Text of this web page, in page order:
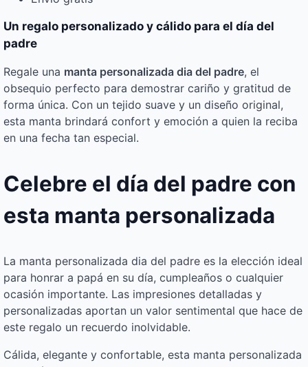
Un regalo personalizado y cálido para el día del
padre
Regale una manta personalizada dia del padre, el
obsequio perfecto para demostrar cariño y gratitud de
forma única. Con un tejido suave y un diseño original,
esta manta brindará confort y emoción a quien la reciba
en una fecha tan especial.
Celebre el día del padre con
esta manta personalizada
La manta personalizada dia del padre es la elección ideal
para honrar a papá en su día, cumpleaños o cualquier
ocasión importante. Las impresiones detalladas y
personalizadas aportan un valor sentimental que hace de
este regalo un recuerdo inolvidable.
Cálida, elegante y confortable, esta manta personalizada